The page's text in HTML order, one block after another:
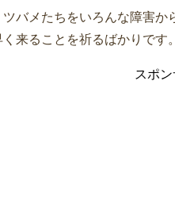
バメたちをいろんな障害
来ることを祈るばかりです。
スポ